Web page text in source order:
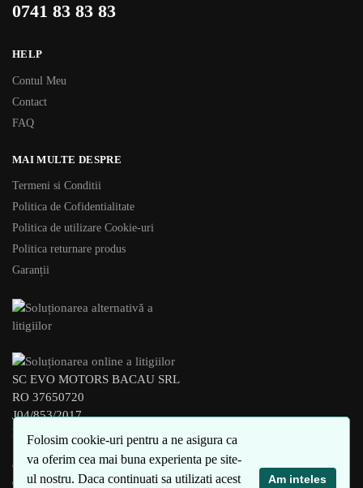
Folosim cookie-uri pentru a ne asigura ca
va oferim cea mai buna experienta pe site-
ul nostru. Daca continuati sa utilizati acest
Am inteles
0741 83 83 83
HELP
Contul Meu
Contact
FAQ
MAI MULTE DESPRE
Termeni si Conditii
Politica de Cofidentialitate
Politica de utilizare Cookie-uri
Politica returnare produs
Garanții
SC EVO MOTORS BACAU SRL
RO 37650720
J04/853/2017
BACAU – ROMANIA
© xEVO 2023
Created by4SEO